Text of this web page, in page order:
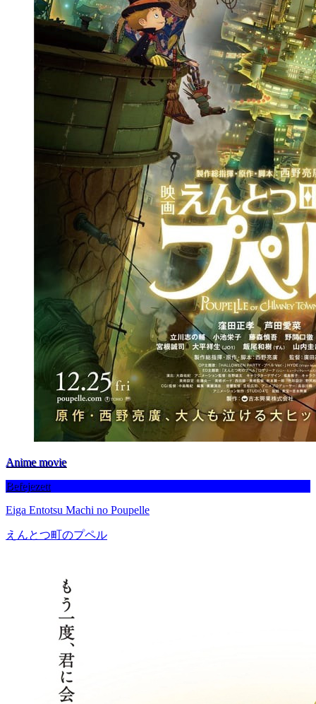
Anime movie
Befejezett
Eiga Entotsu Machi no Poupelle
えんとつ町のプペル